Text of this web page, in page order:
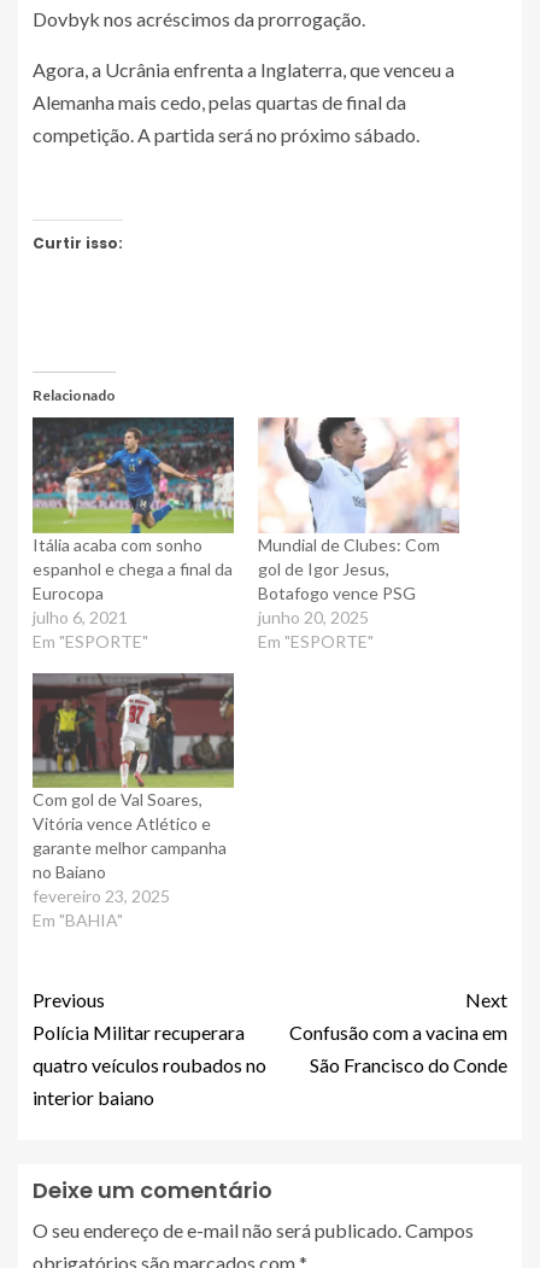
Dovbyk nos acréscimos da prorrogação.
Agora, a Ucrânia enfrenta a Inglaterra, que venceu a
Alemanha mais cedo, pelas quartas de final da
competição. A partida será no próximo sábado.
Curtir isso:
Relacionado
Itália acaba com sonho
espanhol e chega a final da
Eurocopa
julho 6, 2021
Em "ESPORTE"
Mundial de Clubes: Com
gol de Igor Jesus,
Botafogo vence PSG
junho 20, 2025
Em "ESPORTE"
Com gol de Val Soares,
Vitória vence Atlético e
garante melhor campanha
no Baiano
fevereiro 23, 2025
Em "BAHIA"
Previous
Polícia Militar recuperara
quatro veículos roubados no
interior baiano
Next
Confusão com a vacina em
São Francisco do Conde
Deixe um comentário
O seu endereço de e-mail não será publicado.Campos
obrigatórios são marcados com*